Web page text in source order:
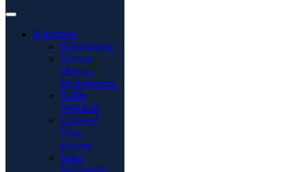
Kurumsal
Hakkımızda
Vizyon
Misyon
Değerlerimiz
Kalite
Politikası
Çevresel
Ürün
Beyanı
İnsan
Kaynakları